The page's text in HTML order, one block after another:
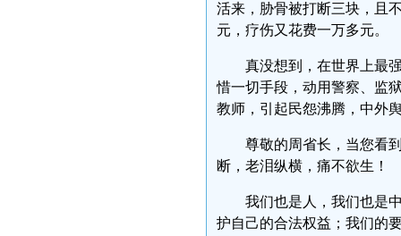
活来，胁骨被打断三块，且
元，疗伤又花费一万多元。
真没想到，在世界上最
惜一切手段，动用警察、监
教师，引起民怨沸腾，中外
尊敬的周省长，当您看
断，老泪纵横，痛不欲生！
我们也是人，我们也是
护自己的合法权益；我们的